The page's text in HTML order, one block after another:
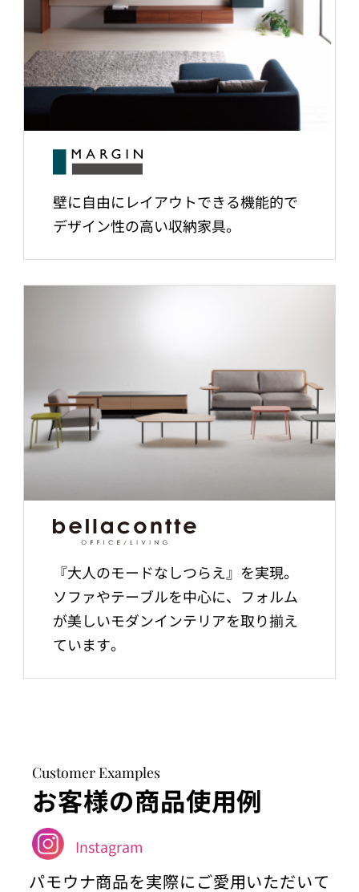
壁に自由にレイアウトできる機能的で
デザイン性の高い収納家具。
『大人のモードなしつらえ』を実現。
ソファやテーブルを中心に、フォルム
が美しいモダンインテリアを取り揃え
ています。
Customer Examples
お客様の商品使用例
Instagram
パモウナ商品を実際にご愛用いただいて